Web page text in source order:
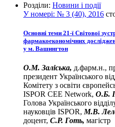
Розділи: Новини і події
У номері: № 3 (40), 2016
Основні теми 21-ї Світової
фармакоекономічних
у м. Вашингтон
О.М. Заліська, д.фарм.н.,
президент Українського
Комітету з освіти
ISPOR CEE Network, О.Б.
Голова Українського
науковців ІSPOR, М.В.
доцент, С.Р. Готь, магістр